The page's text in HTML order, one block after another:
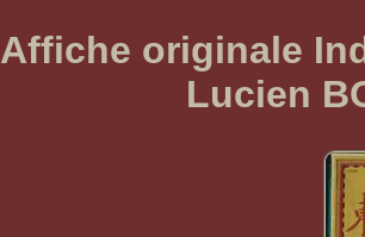
Affiche originale
Lucien